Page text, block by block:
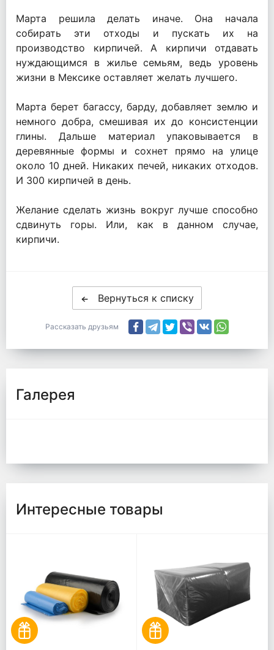
Марта решила делать иначе. Она начала
собирать эти отходы и пускать их на
производство кирпичей. А кирпичи отдавать
нуждающимся в жилье семьям, ведь уровень
жизни в Мексике оставляет желать лучшего.
Марта берет багассу, барду, добавляет землю и
немного добра, смешивая их до консистенции
глины. Дальше материал упаковывается в
деревянные формы и сохнет прямо на улице
около 10 дней. Никаких печей, никаких отходов.
И 300 кирпичей в день.
Желание сделать жизнь вокруг лучше способно
сдвинуть горы. Или, как в данном случае,
кирпичи.
Вернуться к списку
Рассказать друзьям
Галерея
Интересные товары